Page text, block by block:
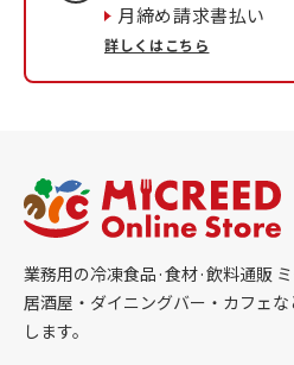
月締め請求書払い
詳しくはこちら
業務用の冷凍食品·食材·飲料通販
居酒屋・ダイニングバー・カフェ
します。